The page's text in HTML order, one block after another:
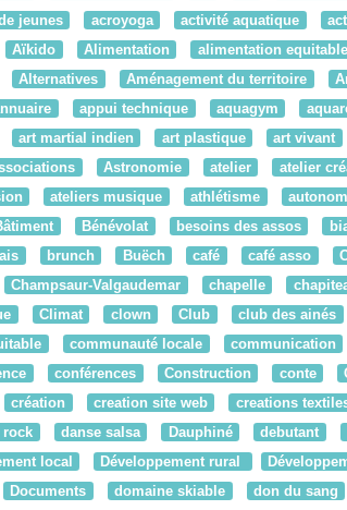
jeunes acroyoga activité aquatique
Aïkido Alimentation alimentation equitable
Alternatives Aménagement du territoire
appui technique aquagym
art martial indien art plastique art vivant
Astronomie atelier atelier
ateliers musique athlétisme
Bénévolat besoins des assos
brunch Buëch café café asso
Champsaur-Valgaudemar chapelle
Climat clown Club club des ainés
communauté locale communication
conférences Construction conte
création creation site web creations
rock danse salsa Dauphiné debutant
local Développement rural
Documents domaine skiable don du sang